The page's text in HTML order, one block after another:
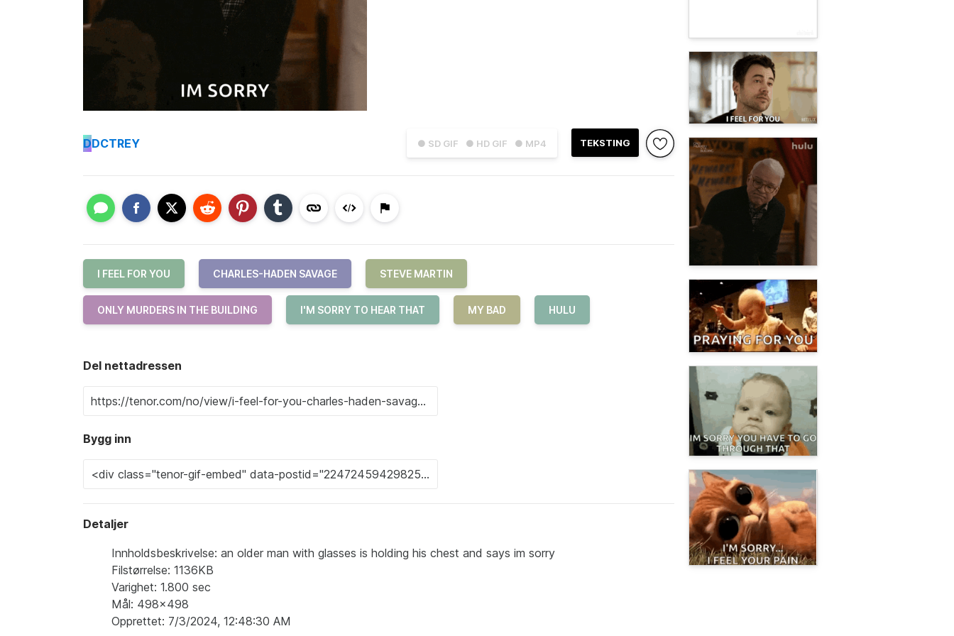
● SD GIF ● HD GIF ● MP4 TEKSTING
DDCTREY
I FEEL FOR YOU CHARLES-HADEN SAVAGE STEVE MARTIN
ONLY MURDERS IN THE BUILDING I'M SORRY TO HEAR THAT MY BAD HULU
Del nettadressen
Bygg inn
Detaljer
Innholdsbeskrivelse: an older man with glasses is holding his chest and says im sorry
Filstørrelse: 1136KB
Varighet: 1.800 sec
Mål: 498x498
Opprettet: 7/3/2024, 12:48:30 AM